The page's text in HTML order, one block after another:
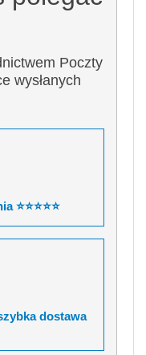
Poczty
wysłanych
dostawa